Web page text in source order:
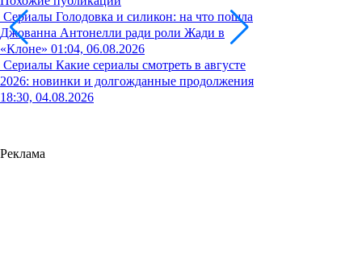
Сериалы Голодовка и силикон: на что пошла
Джованна Антонелли ради роли Жади в
«Клоне» 01:04, 06.08.2026
Сериалы Какие сериалы смотреть в августе
2026: новинки и долгожданные продолжения
18:30, 04.08.2026
Реклама